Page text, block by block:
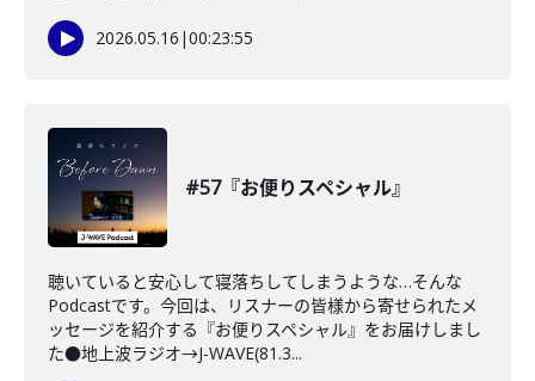
2026.05.16 |00:23:55
#57『お便りスペシャル』
聴いていると安心して寝落ちしてしまうような…そんな
Podcastです。今回は、リスナーの皆様から寄せられたメ
ッセージを紹介する『お便りスペシャル』をお届けしまし
た●地上波ラジオ→J-WAVE(81.3...